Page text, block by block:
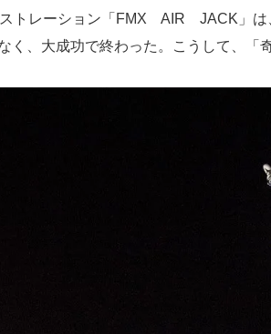
トレーション「FMX AIR JACK」は
く、大成功で終わった。こうして、「